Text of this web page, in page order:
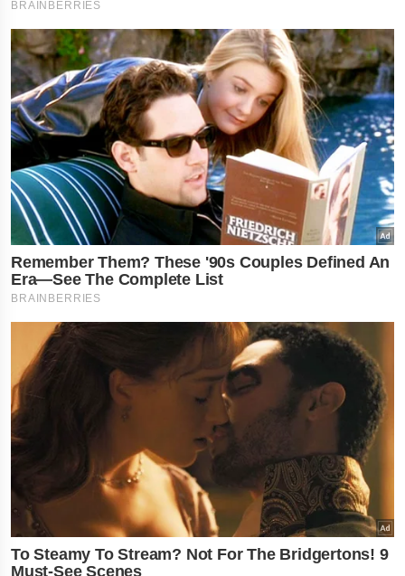
×
નોકરી-ધંધામાં પ્રગતિ... આ
રાશિના લોકોને ફળશે આજનો